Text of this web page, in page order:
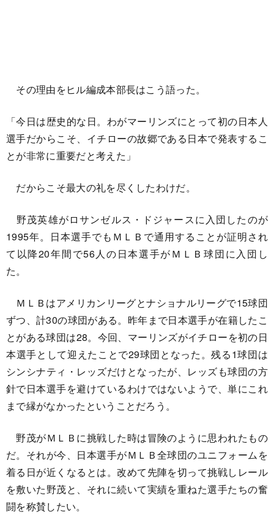
その理由をヒル編成本部長はこう語った。
「今日は歴史的な日。わがマーリンズにとって初の日本人
選手だからこそ、イチローの故郷である日本で発表するこ
とが非常に重要だと考えた」
だからこそ最大の礼を尽くしたわけだ。
野茂英雄がロサンゼルス・ドジャースに入団したのが
1995年。日本選手でもＭＬＢで通用することが証明され
て以降20年間で56人の日本選手がＭＬＢ球団に入団し
た。
ＭＬＢはアメリカンリーグとナショナルリーグで15球団
ずつ、計30の球団がある。昨年まで日本選手が在籍したこ
とがある球団は28。今回、マーリンズがイチローを初の日
本選手として迎えたことで29球団となった。残る1球団は
シンシナティ・レッズだけとなったが、レッズも球団の方
針で日本選手を避けているわけではないようで、単にこれ
まで縁がなかったということだろう。
野茂がＭＬＢに挑戦した時は冒険のように思われたもの
だ。それが今、日本選手がＭＬＢ全球団のユニフォームを
着る日が近くなるとは。改めて先陣を切って挑戦しレール
を敷いた野茂と、それに続いて実績を重ねた選手たちの奮
闘を称賛したい。